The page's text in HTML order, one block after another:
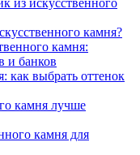
камня?
камня:
и банков
как выбрать оттенок
камня лучше
камня для